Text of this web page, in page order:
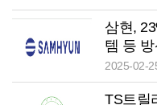
삼현,
템 등 방
2025-02-
TS트릴